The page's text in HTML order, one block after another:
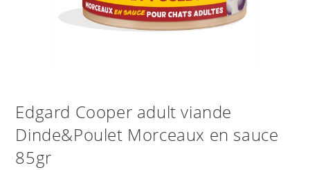
Edgard Cooper adult viande
Dinde&Poulet Morceaux en sauce
85gr